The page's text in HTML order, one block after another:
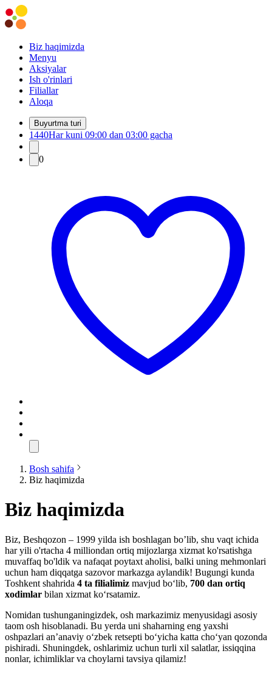
Biz haqimizda
Menyu
Aksiyalar
Ish o'rinlari
Filiallar
Aloqa
Buyurtma turi
1440Har kuni 09:00 dan 03:00 gacha
0
Bosh sahifa
Biz haqimizda
Biz haqimizda
Biz, Beshqozon – 1999 yilda ish boshlagan bo’lib, shu vaqt ichida
har yili o'rtacha 4 milliondan ortiq mijozlarga xizmat ko'rsatishga
muvaffaq bo'ldik va nafaqat poytaxt aholisi, balki uning mehmonlari
uchun ham diqqatga sazovor markazga aylandik! Bugungi kunda
Toshkent shahrida 4 ta filialimiz mavjud bo‘lib, 700 dan ortiq
xodimlar bilan xizmat ko‘rsatamiz.
Nomidan tushunganingizdek, osh markazimiz menyusidagi asosiy
taom osh hisoblanadi. Bu yerda uni shaharning eng yaxshi
oshpazlari an’anaviy o‘zbek retsepti bo‘yicha katta cho‘yan qozonda
pishiradi. Shuningdek, oshlarimiz uchun turli xil salatlar, issiqqina
nonlar, ichimliklar va choylarni tavsiya qilamiz!